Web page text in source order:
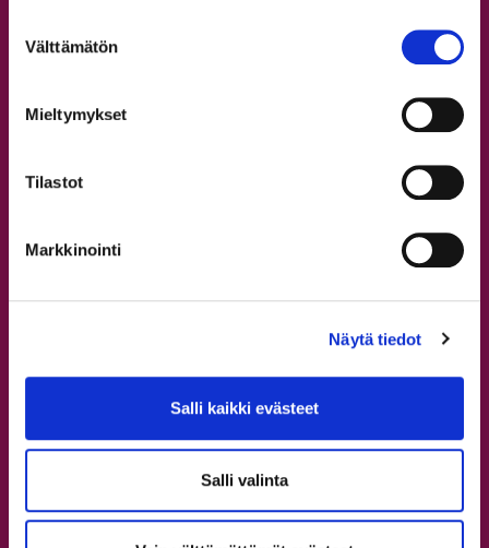
valinta
Välttämätön
Mieltymykset
Tilastot
Markkinointi
Näytä tiedot
Salli kaikki evästeet
Salli valinta
Workshopit
Tapanilan tanssitunnit
Omat tiedot ja verkkokauppa
Tervetuloa StepUp Schooliin!
Aikuisten tanssitunnit
Lasten tanssitunnit